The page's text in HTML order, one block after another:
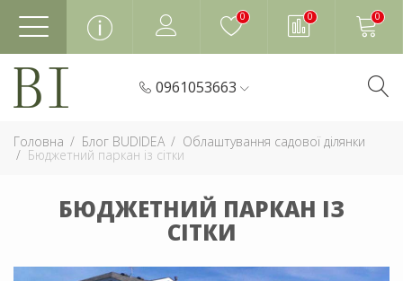
0 0 0
0961053663
Головна Блог BUDIDEA Облаштування садової ділянки
Бюджетний паркан із сітки
БЮДЖЕТНИЙ ПАРКАН ІЗ
СІТКИ